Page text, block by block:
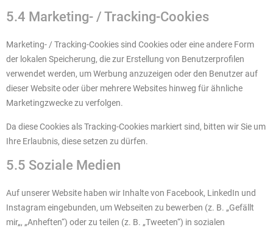
5.4 Marketing- / Tracking-Cookies
Marketing- / Tracking-Cookies sind Cookies oder eine andere Form
der lokalen Speicherung, die zur Erstellung von Benutzerprofilen
verwendet werden, um Werbung anzuzeigen oder den Benutzer auf
dieser Website oder über mehrere Websites hinweg für ähnliche
Marketingzwecke zu verfolgen.
Da diese Cookies als Tracking-Cookies markiert sind, bitten wir Sie um
Ihre Erlaubnis, diese setzen zu dürfen.
5.5 Soziale Medien
Auf unserer Website haben wir Inhalte von Facebook, LinkedIn und
Instagram eingebunden, um Webseiten zu bewerben (z. B. „Gefällt
mir„, „Anheften“) oder zu teilen (z. B. „Tweeten“) in sozialen